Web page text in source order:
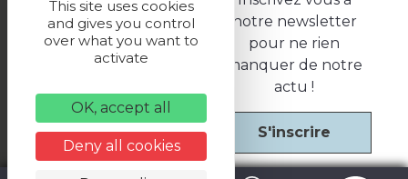
notre newsletter
pour ne rien
manquer de notre
actu !
S'inscrire
LES PARTENAIRES
Politique de confidentialité
Une réalisation
This site uses cookies
and gives you control
over what you want to
activate
OK, accept all
Deny all cookies